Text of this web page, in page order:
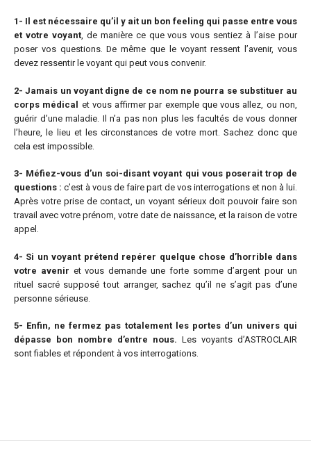
1- Il est nécessaire qu’il y ait un bon feeling qui passe entre vous
et votre voyant, de manière ce que vous vous sentiez à l’aise pour
poser vos questions. De même que le voyant ressent l’avenir, vous
devez ressentir le voyant qui peut vous convenir.
2- Jamais un voyant digne de ce nom ne pourra se substituer au
corps médical
et vous affirmer par exemple que vous allez, ou non,
guérir d’une maladie. Il n’a pas non plus les facultés de vous donner
l’heure, le lieu et les circonstances de votre mort. Sachez donc que
cela est impossible.
3- Méfiez-vous d’un soi-disant voyant qui vous poserait trop de
questions : c’est à vous de faire part de vos interrogations et non à lui.
Après votre prise de contact, un voyant sérieux doit pouvoir faire son
travail avec votre prénom, votre date de naissance, et la raison de votre
appel.
4- Si un voyant prétend repérer quelque chose d’horrible dans
votre avenir et vous demande une forte somme d’argent pour un
rituel sacré supposé tout arranger, sachez qu’il ne s’agit pas d’une
personne sérieuse.
5- Enfin, ne fermez pas totalement les portes d’un univers qui
dépasse bon nombre d’entre nous. Les voyants d’ASTROCLAIR
sont fiables et répondent à vos interrogations.